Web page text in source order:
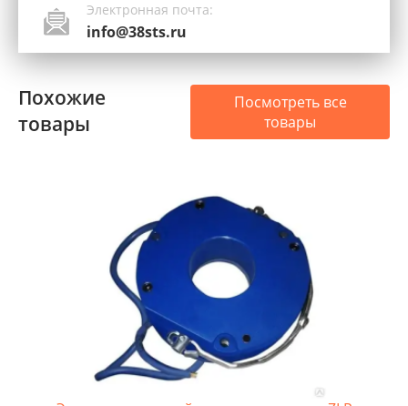
Электронная почта:
info@38sts.ru
Похожие
товары
Посмотреть все
товары